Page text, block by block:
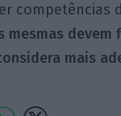
competências
mesmas
mais